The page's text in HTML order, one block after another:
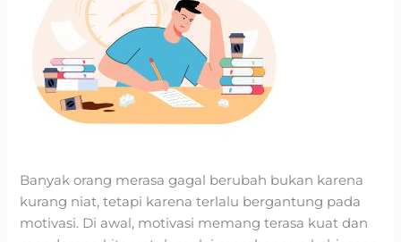
Banyak orang merasa gagal berubah bukan karena
kurang niat, tetapi karena terlalu bergantung pada
motivasi. Di awal, motivasi memang terasa kuat dan